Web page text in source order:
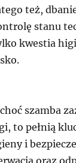
też,
stanu
kwestia
szamba
to pełnią
i